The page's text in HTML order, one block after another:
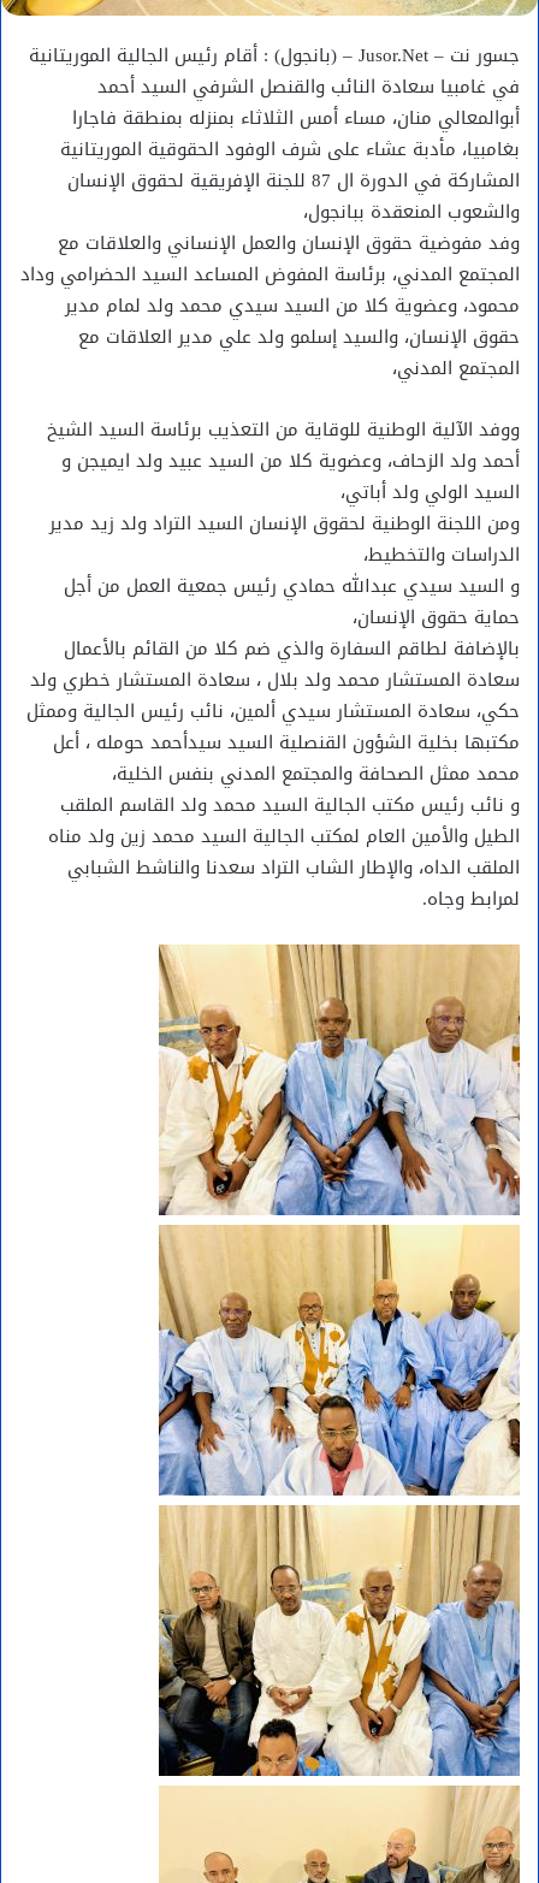
جسور نت – Jusor.Net – (بانجول) : أقام رئيس الجالية الموريتانية
في غامبيا سعادة النائب والقنصل الشرفي السيد أحمد
أبوالمعالي منان، مساء أمس الثلاثاء بمنزله بمنطقة فاجارا
بغامبيا، مأدبة عشاء على شرف الوفود الحقوقية الموريتانية
المشاركة في الدورة ال 87 للجنة الإفريقية لحقوق الإنسان
والشعوب المنعقدة ببانجول،
وفد مفوضية حقوق الإنسان والعمل الإنساني والعلاقات مع
المجتمع المدني، برئاسة المفوض المساعد السيد الحضرامي وداد
محمود، وعضوية كلا من السيد سيدي محمد ولد لمام مدير
حقوق الإنسان، والسيد إسلمو ولد علي مدير العلاقات مع
المجتمع المدني،
ووفد الآلية الوطنية للوقاية من التعذيب برئاسة السيد الشيخ
أحمد ولد الزحاف، وعضوية كلا من السيد عبيد ولد ايميجن و
السيد الولي ولد أباتي،
ومن اللجنة الوطنية لحقوق الإنسان السيد التراد ولد زيد مدير
الدراسات والتخطيط،
و السيد سيدي عبدالله حمادي رئيس جمعية العمل من أجل
حماية حقوق الإنسان،
بالإضافة لطاقم السفارة والذي ضم كلا من القائم بالأعمال
سعادة المستشار محمد ولد بلال ، سعادة المستشار خطري ولد
حكي، سعادة المستشار سيدي ألمين، نائب رئيس الجالية وممثل
مكتبها بخلية الشؤون القنصلية السيد سيدأحمد حومله ، أعل
محمد ممثل الصحافة والمجتمع المدني بنفس الخلية،
و نائب رئيس مكتب الجالية السيد محمد ولد القاسم الملقب
الطيل والأمين العام لمكتب الجالية السيد محمد زين ولد مناه
الملقب الداه، والإطار الشاب التراد سعدنا والناشط الشبابي
لمرابط وجاه.